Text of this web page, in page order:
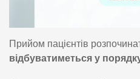
Прийом пацієнтів
відбуватиметься у